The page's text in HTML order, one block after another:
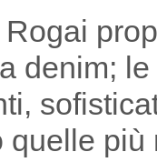
denim;
più